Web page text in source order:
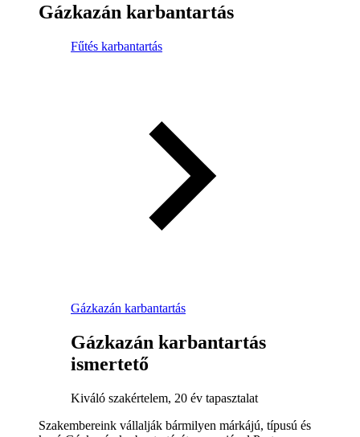
Gázkazán karbantartás
Fűtés karbantartás
Gázkazán karbantartás
Gázkazán karbantartás
ismertető
Kiváló szakértelem, 20 év tapasztalat
Szakembereink vállalják bármilyen márkájú, típusú és